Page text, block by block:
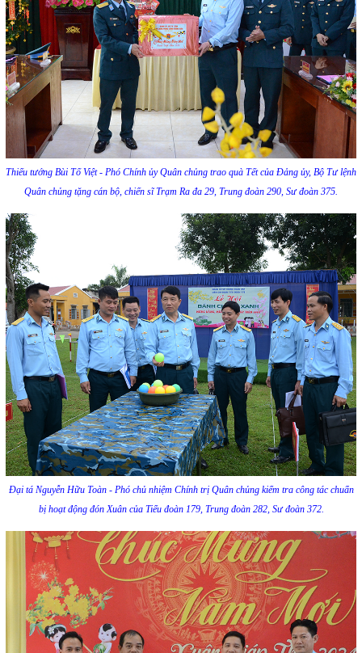
Thiếu tướng Bùi Tố Việt - Phó Chính ủy Quân chủng trao quà Tết của Đảng ủy, Bộ Tư lệnh
Quân chủng tặng cán bộ, chiến sĩ Trạm Ra đa 29, Trung đoàn 290, Sư đoàn 375.
Đại tá Nguyễn Hữu Toàn - Phó chủ nhiệm Chính trị Quân chủng kiểm tra công tác chuẩn
bị hoạt động đón Xuân của Tiểu đoàn 179, Trung đoàn 282, Sư đoàn 372.